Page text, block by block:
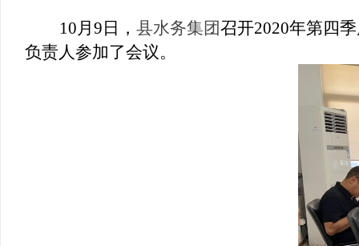
10月9日， 县水务集团召开2020年第四
负责人参加了会议。